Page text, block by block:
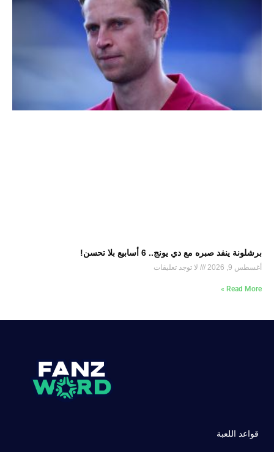
برشلونة ينفد صبره مع دي يونج.. 6 أسابيع بلا تحسن!
أغسطس 9, 2026 لا توجد تعليقات
Read More »
قواعد اللعبة